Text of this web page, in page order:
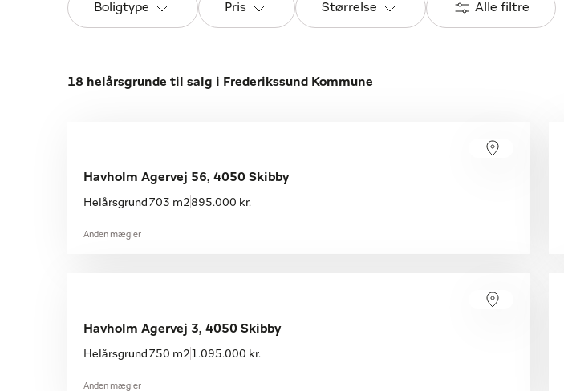
Boligtype Pris Størrelse Alle filtre
18 helårsgrunde til salg i Frederikssund Kommune
Havholm Agervej 56, 4050 Skibby
Helårsgrund 703 m2895.000 kr.
Anden mægler
Havholm Agervej 3, 4050 Skibby
Helårsgrund 750 m2 1.095.000 kr.
Anden mægler